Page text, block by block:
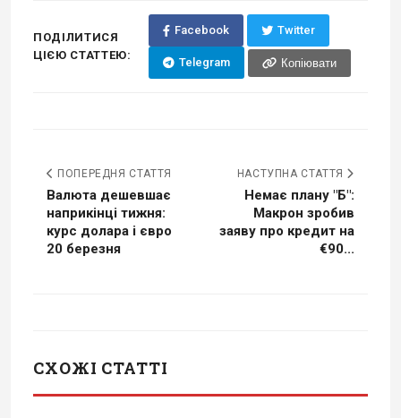
ПОДІЛИТИСЯ
ЦІЄЮ СТАТТЕЮ:
Facebook Twitter
Telegram Копіювати
ПОПЕРЕДНЯ СТАТТЯ
Валюта дешевшає
наприкінці тижня:
курс долара і євро
20 березня
НАСТУПНА СТАТТЯ
Немає плану "Б":
Макрон зробив
заяву про кредит на
€90...
СХОЖІ СТАТТІ